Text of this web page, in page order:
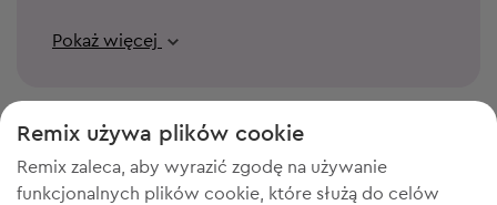
Pokaż więcej
Remix używa plików cookie
Remix zaleca, aby wyrazić zgodę na używanie
funkcjonalnych plików cookie, które służą do celów